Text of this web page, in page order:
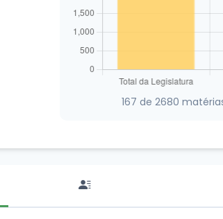
167 de 2680